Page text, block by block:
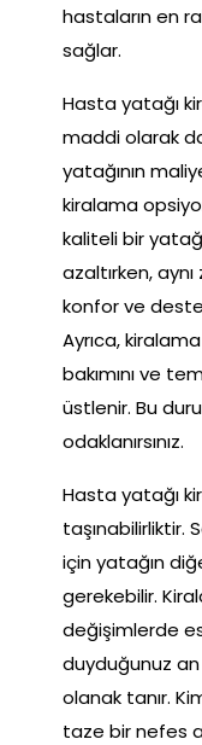
hastaların en
sağlar.
Hasta yatağı
maddi olarak
yatağının
kiralama
kaliteli bir
azaltırken,
konfor ve
Ayrıca,
bakımını ve
üstlenir. Bu
odaklanırsınız.
Hasta yatağı
taşınabilirliktir.
için yatağın
gerekebilir.
değişimlerde
duyduğunuz
olanak tanır.
taze bir nefes